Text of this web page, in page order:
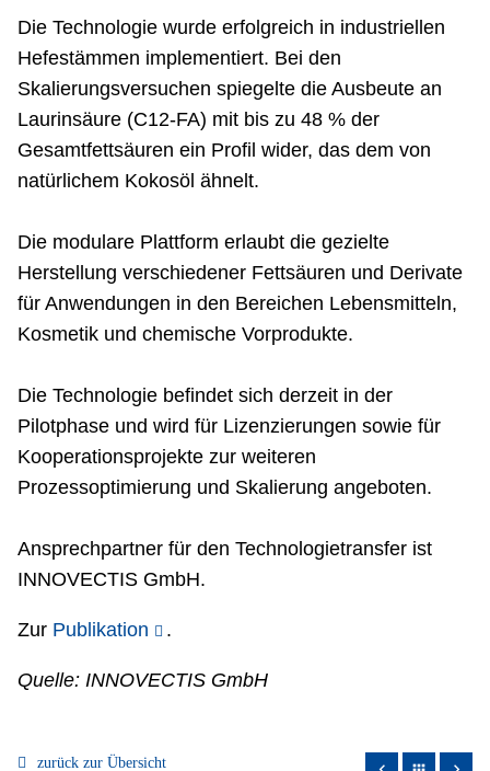
Die Technologie wurde erfolgreich in industriellen
Hefestämmen implementiert. Bei den
Skalierungsversuchen spiegelte die Ausbeute an
Laurinsäure (C12-FA) mit bis zu 48 % der
Gesamtfettsäuren ein Profil wider, das dem von
natürlichem Kokosöl ähnelt.
Die modulare Plattform erlaubt die gezielte
Herstellung verschiedener Fettsäuren und Derivate
für Anwendungen in den Bereichen Lebensmitteln,
Kosmetik und chemische Vorprodukte.
Die Technologie befindet sich derzeit in der
Pilotphase und wird für Lizenzierungen sowie für
Kooperationsprojekte zur weiteren
Prozessoptimierung und Skalierung angeboten.
Ansprechpartner für den Technologietransfer ist
INNOVECTIS GmbH.
Zur Publikation .
Quelle: INNOVECTIS GmbH
zurück zur Übersicht